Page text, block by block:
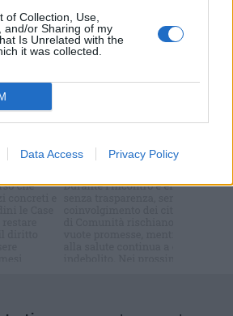
of Collection, Use,
and/or Sharing of my
Is Unrelated with the
it was collected.
Data Access Privacy Policy
per te
meglio di
alla